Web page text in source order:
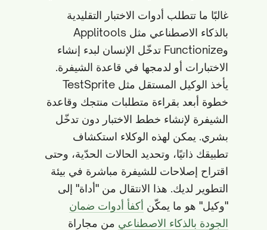
غالبًا ما تتطلب أدوات الاختبار التقليدية
بالذكاء الاصطناعي مثل Applitools
وFunctionize تدخّل الإنسان لبدء إنشاء
الاختبارات أو لدمجها في قاعدة الشيفرة.
يأخذ الوكيل المستقل مثل TestSprite
خطوة أبعد بقراءة متطلبات منتجك وقاعدة
الشيفرة لإنشاء خطط الاختبار دون تدخّل
بشري. يمكن لهذه الوكلاء استكشاف
تطبيقك ذاتيًا، وتحديد الحالات الحدّية، وحتى
اقتراح إصلاحات للشيفرة مباشرة في بيئة
التطوير لديك. هذا الانتقال من "أداة" إلى
"وكيل" هو ما يمكّن أكفأ أدوات ضمان
الجودة بالذكاء الاصطناعي من مجاراة